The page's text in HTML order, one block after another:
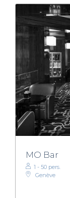
MO Bar
1 - 50 pers.
Genève